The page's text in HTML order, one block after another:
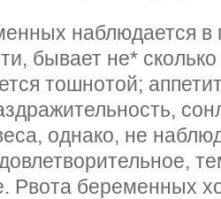
наблюдается
бывает не*
тошнотой;
однако, не
Рвота беременных